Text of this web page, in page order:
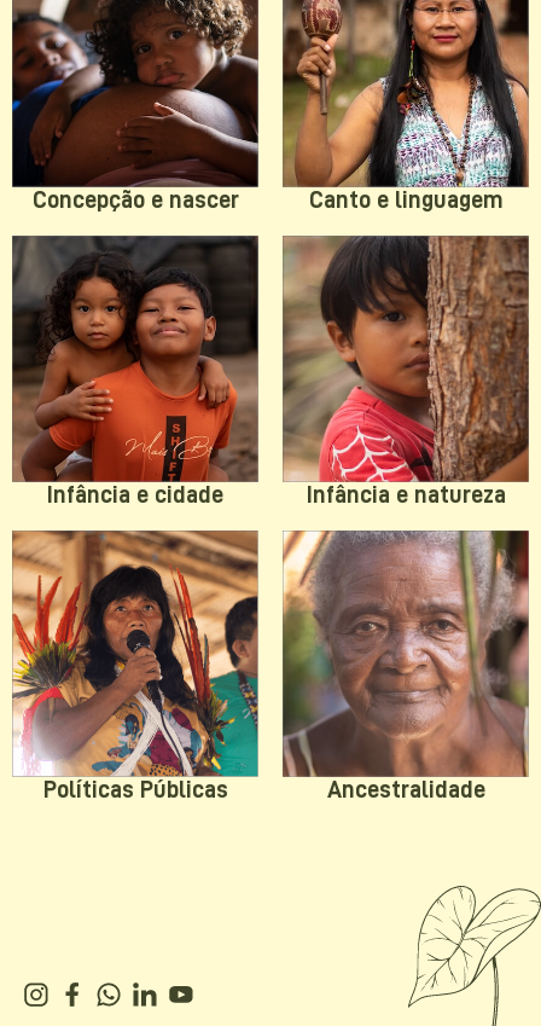
Concepção e nascer Canto e linguagem
Infância e cidade Infância e natureza
Políticas Públicas Ancestralidade